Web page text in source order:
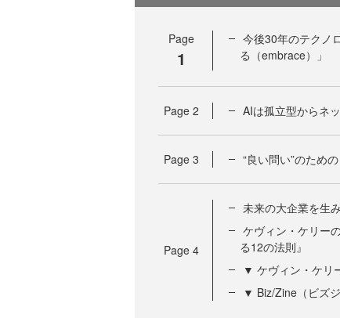
Page
1
今後30年のテクノ
る（embrace）」
Page 2 AIは孤立型からネ
Page 3 “良い問い”のため
Page 4
未来の大企業を生
ケヴィン・ケリー
る12の法則』
▼ ケヴィン・ケリ
▼ Biz/Zine（ビズ